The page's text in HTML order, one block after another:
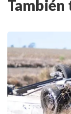
También